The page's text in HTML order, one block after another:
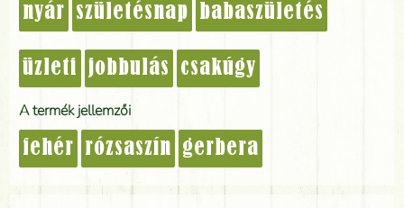
nyár születésnap babaszületés
üzleti jobbulás csakúgy
A termék jellemzői
fehér rózsaszín gerbera